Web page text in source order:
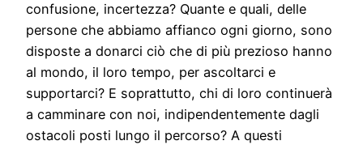
confusione, incertezza? Quante e quali, delle
persone che abbiamo affianco ogni giorno, sono
disposte a donarci ciò che di più prezioso hanno
al mondo, il loro tempo, per ascoltarci e
supportarci? E soprattutto, chi di loro continuerà
a camminare con noi, indipendentemente dagli
ostacoli posti lungo il percorso? A questi